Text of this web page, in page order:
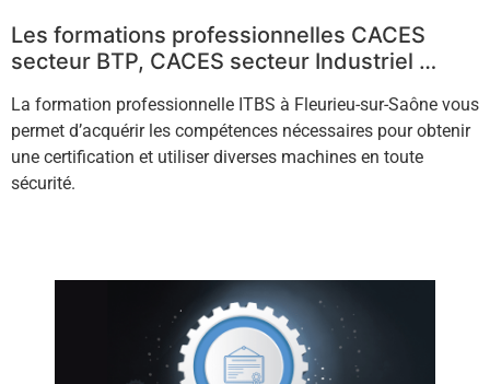
Les formations professionnelles CACES
secteur BTP, CACES secteur Industriel …
La formation professionnelle ITBS à Fleurieu-sur-Saône vous
permet d’acquérir les compétences nécessaires pour obtenir
une certification et utiliser diverses machines en toute
sécurité.